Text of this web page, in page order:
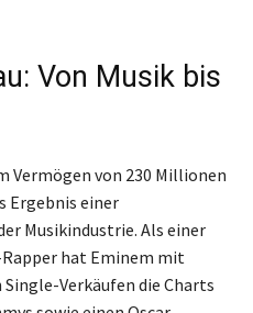
Von Musik bis
Vermögen von 230 Millionen
Ergebnis einer
Musikindustrie. Als einer
hat Eminem mit
Verkäufen die Charts